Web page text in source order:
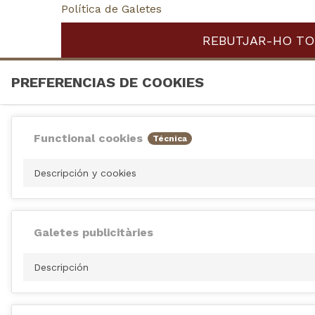
Política de Galetes
REBUTJAR-HO
PREFERENCIAS DE COOKIES
Functional cookies Técnica
Descripción y cookies
Galetes publicitàries
Descripción